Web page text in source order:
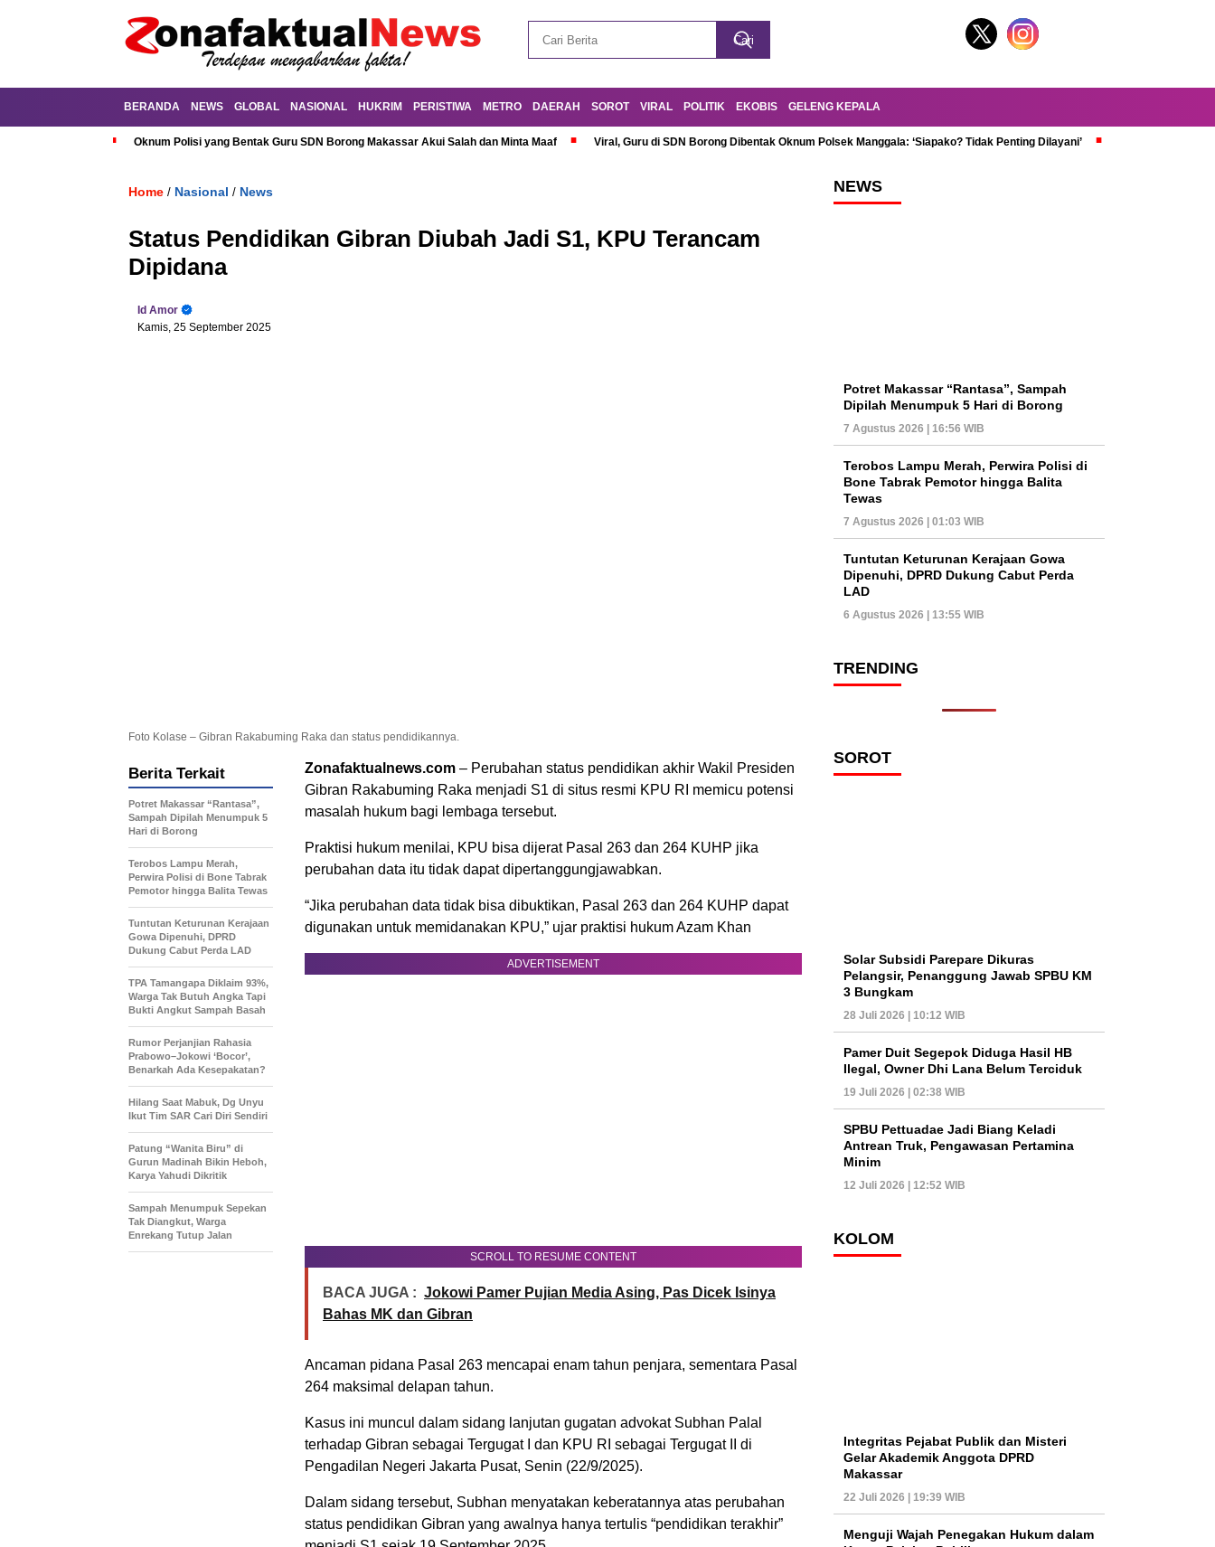
BERANDA NEWS GLOBAL NASIONAL HUKRIM PERISTIWA METRO DAERAH SOROT VIRAL POLITIK EKOBIS GELENG KEPALA
Oknum Polisi yang Bentak Guru SDN Borong Makassar Akui Salah dan Minta Maaf Viral, Guru di SDN Borong Dibentak Oknum Polsek Manggala: ‘Siapako? Tidak Penting Dilayani’
Home / Nasional / News
Status Pendidikan Gibran Diubah Jadi S1, KPU Terancam
Dipidana
Id Amor
Kamis, 25 September 2025
Foto Kolase – Gibran Rakabuming Raka dan status pendidikannya.
Zonafaktualnews.com – Perubahan status pendidikan akhir Wakil Presiden
Gibran Rakabuming Raka menjadi S1 di situs resmi KPU RI memicu potensi
masalah hukum bagi lembaga tersebut.
Praktisi hukum menilai, KPU bisa dijerat Pasal 263 dan 264 KUHP jika
perubahan data itu tidak dapat dipertanggungjawabkan.
“Jika perubahan data tidak bisa dibuktikan, Pasal 263 dan 264 KUHP dapat
digunakan untuk memidanakan KPU,” ujar praktisi hukum Azam Khan
ADVERTISEMENT
SCROLL TO RESUME CONTENT
BACA JUGA : Jokowi Pamer Pujian Media Asing, Pas Dicek Isinya
Bahas MK dan Gibran
Ancaman pidana Pasal 263 mencapai enam tahun penjara, sementara Pasal
264 maksimal delapan tahun.
Kasus ini muncul dalam sidang lanjutan gugatan advokat Subhan Palal
terhadap Gibran sebagai Tergugat I dan KPU RI sebagai Tergugat II di
Pengadilan Negeri Jakarta Pusat, Senin (22/9/2025).
Dalam sidang tersebut, Subhan menyatakan keberatannya atas perubahan
status pendidikan Gibran yang awalnya hanya tertulis “pendidikan terakhir”
Berita Terkait
Potret Makassar “Rantasa”,
Sampah Dipilah Menumpuk 5
Hari di Borong
Terobos Lampu Merah,
Perwira Polisi di Bone Tabrak
Pemotor hingga Balita Tewas
Tuntutan Keturunan Kerajaan
Gowa Dipenuhi, DPRD
Dukung Cabut Perda LAD
TPA Tamangapa Diklaim 93%,
Warga Tak Butuh Angka Tapi
Bukti Angkut Sampah Basah
Rumor Perjanjian Rahasia
Prabowo–Jokowi ‘Bocor’,
Benarkah Ada Kesepakatan?
Hilang Saat Mabuk, Dg Unyu
Ikut Tim SAR Cari Diri Sendiri
Patung “Wanita Biru” di
Gurun Madinah Bikin Heboh,
Karya Yahudi Dikritik
Sampah Menumpuk Sepekan
Tak Diangkut, Warga
Enrekang Tutup Jalan
NEWS
Potret Makassar “Rantasa”, Sampah
Dipilah Menumpuk 5 Hari di Borong
7 Agustus 2026 | 16:56 WIB
Terobos Lampu Merah, Perwira Polisi di
Bone Tabrak Pemotor hingga Balita
Tewas
7 Agustus 2026 | 01:03 WIB
Tuntutan Keturunan Kerajaan Gowa
Dipenuhi, DPRD Dukung Cabut Perda
LAD
6 Agustus 2026 | 13:55 WIB
TRENDING
SOROT
Solar Subsidi Parepare Dikuras
Pelangsir, Penanggung Jawab SPBU KM
3 Bungkam
28 Juli 2026 | 10:12 WIB
Pamer Duit Segepok Diduga Hasil HB
Ilegal, Owner Dhi Lana Belum Terciduk
19 Juli 2026 | 02:38 WIB
SPBU Pettuadae Jadi Biang Keladi
Antrean Truk, Pengawasan Pertamina
Minim
12 Juli 2026 | 12:52 WIB
KOLOM
Integritas Pejabat Publik dan Misteri
Gelar Akademik Anggota DPRD
Makassar
22 Juli 2026 | 19:39 WIB
Menguji Wajah Penegakan Hukum dalam